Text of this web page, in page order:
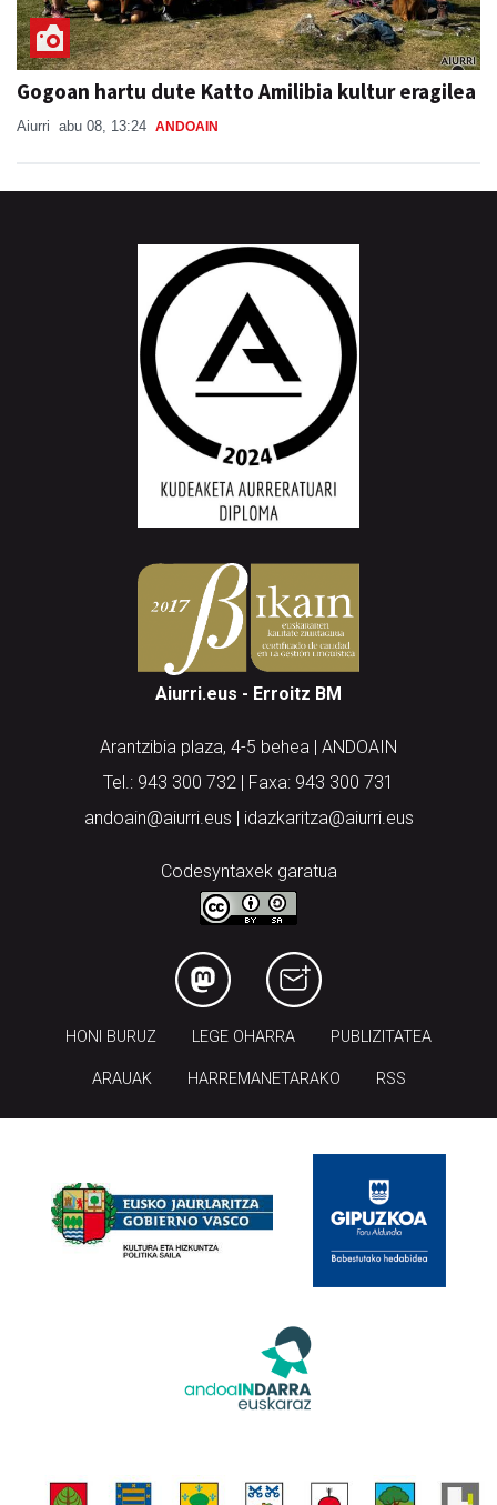
Gogoan hartu dute Katto Amilibia kultur eragilea
Aiurri abu 08, 13:24 ANDOAIN
Aiurri.eus - Erroitz BM
Arantzibia plaza, 4-5 behea | ANDOAIN
Tel.: 943 300 732 | Faxa: 943 300 731
andoain@aiurri.eus | idazkaritza@aiurri.eus
Codesyntaxek garatua
HONI BURUZ LEGE OHARRA PUBLIZITATEA
ARAUAK HARREMANETARAKO RSS